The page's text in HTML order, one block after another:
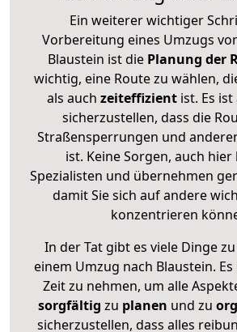
Ein weiterer wichtiger
Vorbereitung eines Umzugs
Blaustein ist diePlanung der
wichtig, eine Route zu wählen,
als auch zeiteffizientist. Es ist
sicherzustellen, dass die
Straßensperrungen und
ist. Keine Sorgen, auch
Spezialisten und übernehmen
damit Sie sich auf andere
konzentrieren
In der Tat gibt es viele Dinge
einem Umzug nach Blaustein.
Zeit zu nehmen, um alle
sorgfältig zu planen und zu
sicherzustellen, dass alles